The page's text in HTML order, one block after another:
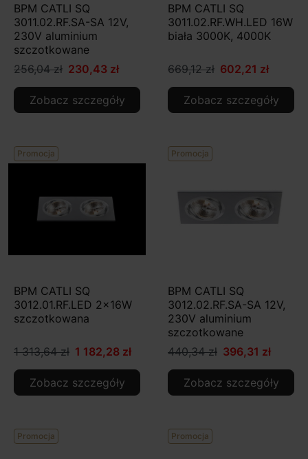
BPM CATLI SQ
3011.02.RF.SA-SA 12V,
230V aluminium
szczotkowane
256,04 zł 230,43 zł
Zobacz szczegóły
BPM CATLI SQ
3011.02.RF.WH.LED 16W
biała 3000K, 4000K
669,12 zł 602,21 zł
Zobacz szczegóły
Promocja
BPM CATLI SQ
3012.01.RF.LED 2x16W
szczotkowana
1 313,64 zł 1 182,28 zł
Zobacz szczegóły
Promocja
BPM CATLI SQ
3012.02.RF.SA-SA 12V,
230V aluminium
szczotkowane
440,34 zł 396,31 zł
Zobacz szczegóły
Promocja Promocja